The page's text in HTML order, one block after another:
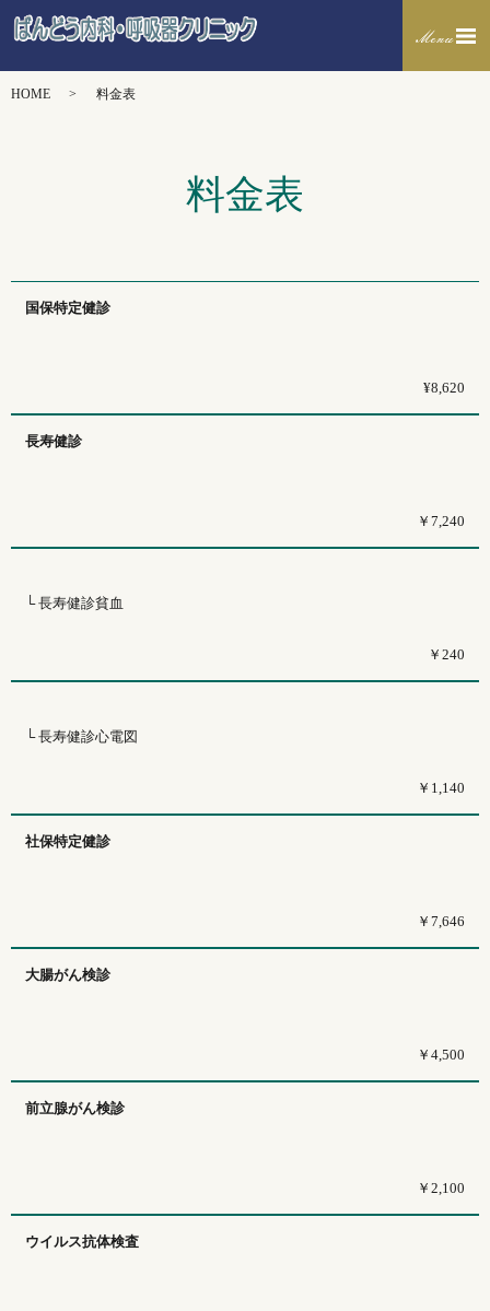
HOME 料金表
料金表
国保特定健診
¥8,620
長寿健診
￥7,240
└ 長寿健診貧血
￥240
└ 長寿健診心電図
￥1,140
社保特定健診
￥7,646
大腸がん検診
￥4,500
前立腺がん検診
￥2,100
ウイルス抗体検査